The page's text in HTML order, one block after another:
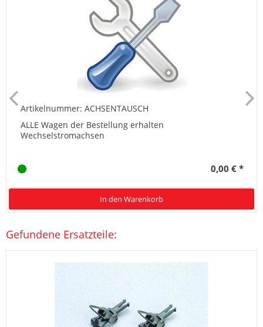
Artikelnummer: ACHSENTAUSCH
ALLE Wagen der Bestellung erhalten
Wechselstromachsen
0,00 € *
In den Warenkorb
Gefundene Ersatzteile: